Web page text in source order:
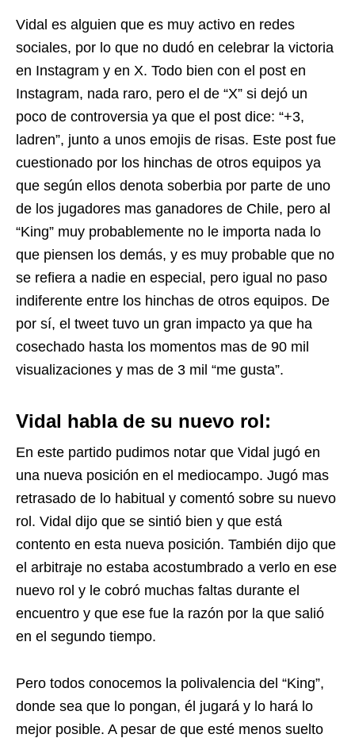
Vidal es alguien que es muy activo en redes
sociales, por lo que no dudó en celebrar la victoria
en Instagram y en X. Todo bien con el post en
Instagram, nada raro, pero el de “X” si dejó un
poco de controversia ya que el post dice: “+3,
ladren”, junto a unos emojis de risas. Este post fue
cuestionado por los hinchas de otros equipos ya
que según ellos denota soberbia por parte de uno
de los jugadores mas ganadores de Chile, pero al
“King” muy probablemente no le importa nada lo
que piensen los demás, y es muy probable que no
se refiera a nadie en especial, pero igual no paso
indiferente entre los hinchas de otros equipos. De
por sí, el tweet tuvo un gran impacto ya que ha
cosechado hasta los momentos mas de 90 mil
visualizaciones y mas de 3 mil “me gusta”.
Vidal habla de su nuevo rol:
En este partido pudimos notar que Vidal jugó en
una nueva posición en el mediocampo. Jugó mas
retrasado de lo habitual y comentó sobre su nuevo
rol. Vidal dijo que se sintió bien y que está
contento en esta nueva posición. También dijo que
el arbitraje no estaba acostumbrado a verlo en ese
nuevo rol y le cobró muchas faltas durante el
encuentro y que ese fue la razón por la que salió
en el segundo tiempo.
Pero todos conocemos la polivalencia del “King”,
donde sea que lo pongan, él jugará y lo hará lo
mejor posible. A pesar de que esté menos suelto